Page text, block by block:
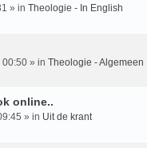
» in Theologie - In English
» in Theologie - Algemeen
online..
» in Uit de krant